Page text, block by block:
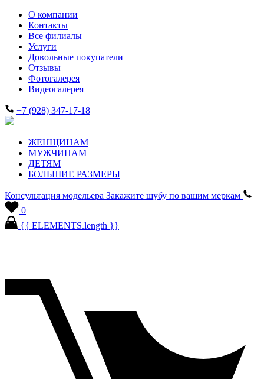
О компании
Контакты
Все филиалы
Услуги
Довольные покупатели
Отзывы
Фотогалерея
Видеогалерея
+7 (928) 347-17-18
ЖЕНЩИНАМ
МУЖЧИНАМ
ДЕТЯМ
БОЛЬШИЕ РАЗМЕРЫ
Консультация модельера Закажите шубу по вашим меркам
0
{{ ELEMENTS.length }}